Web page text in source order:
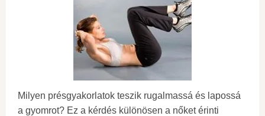
Milyen présgyakorlatok teszik rugalmassá és lapossá
a gyomrot? Ez a kérdés különösen a nőket érinti